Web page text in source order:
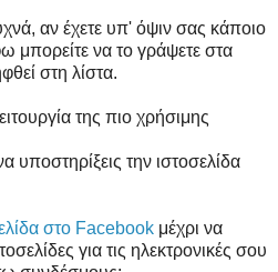
αν έχετε υπ' όψιν σας κάποιο
μπορείτε να το γράψετε στα
στη λίστα.
της πιο χρήσιμης
την ιστοσελίδα
στο Facebook μέχρι να
για τις ηλεκτρονικές σου